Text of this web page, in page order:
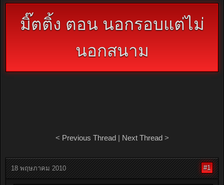
Toyota Car Clubs KE Racing Club
มิ๊ตติ้ง ตอน นอกรอบแต่ไม่
นอกสนาม
< Previous Thread| Next Thread>
18 พฤษภาคม 2010 #1